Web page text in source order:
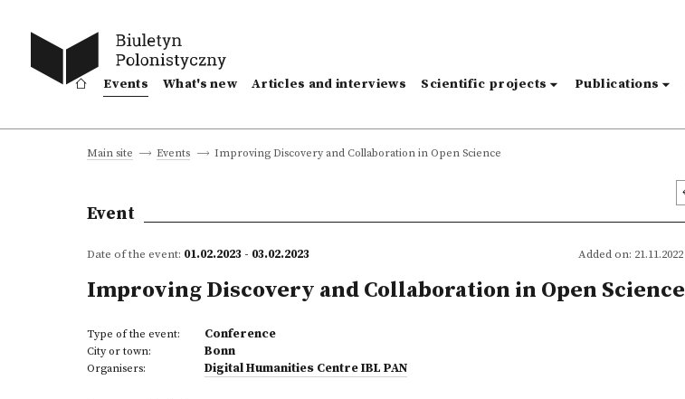
Events What's new Articles and interviews Scientific projects Publications
Main site Events Improving Discovery and Collaboration in Open Science
Event
Date of the event: 01.02.2023 - 03.02.2023 Added on: 21.11.2022
Improving Discovery and Collaboration in Open Science
Type of the event: Conference
City or town: Bonn
Organisers: Digital Humanities Centre IBL PAN